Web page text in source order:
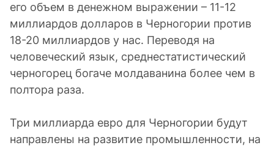
его объем в денежном выражении – 11-12
миллиардов долларов в Черногории против
18-20 миллиардов у нас. Переводя на
человеческий язык, среднестатистический
черногорец богаче молдаванина более чем в
полтора раза.
Три миллиарда евро для Черногории будут
направлены на развитие промышленности, на